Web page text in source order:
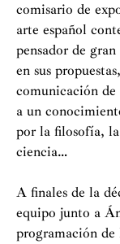
comisario de
arte español
pensador de
en sus
comunicación de
a un
por la filosofía,
ciencia…
A finales de la
equipo junto a
programación